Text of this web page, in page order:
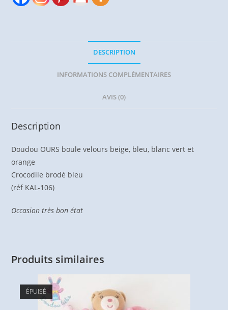
bleu
DESCRIPTION
INFORMATIONS COMPLÉMENTAIRES
AVIS (0)
Description
Doudou OURS boule velours beige, bleu, blanc vert et
orange
Crocodile brodé bleu
(réf KAL-106)
Occasion très bon état
Produits similaires
ÉPUISÉ